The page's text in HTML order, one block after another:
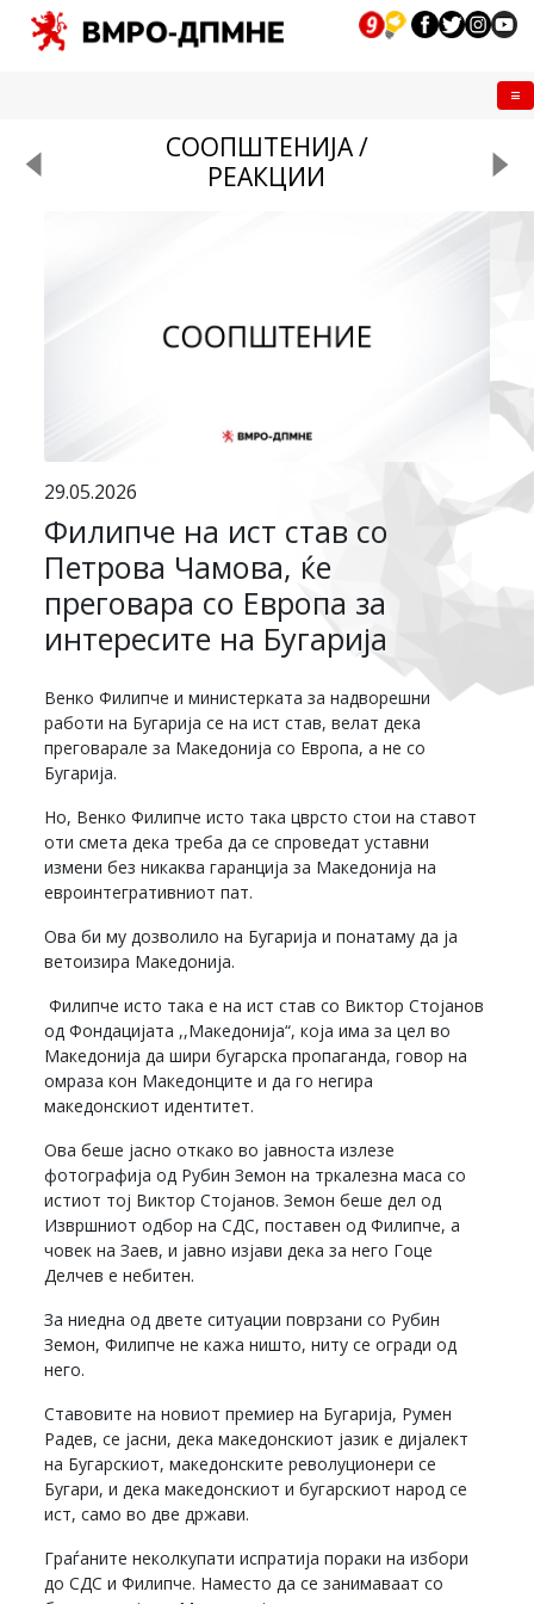
СООПШТЕНИЈА /
РЕАКЦИИ
29.05.2026
Филипче на ист став со
Петрова Чамова, ќе
преговара со Европа за
интересите на Бугарија
Венко Филипче и министерката за надворешни
работи на Бугарија се на ист став, велат дека
преговарале за Македонија со Европа, а не со
Бугарија.
Но, Венко Филипче исто така цврсто стои на ставот
оти смета дека треба да се спроведат уставни
измени без никаква гаранција за Македонија на
евроинтегративниот пат.
Ова би му дозволило на Бугарија и понатаму да ја
ветоизира Македонија.
Филипче исто така е на ист став со Виктор Стојанов
од Фондацијата ,,Македонија“, која има за цел во
Македонија да шири бугарска пропаганда, говор на
омраза кон Македонците и да го негира
македонскиот идентитет.
Ова беше јасно откако во јавноста излезе
фотографија од Рубин Земон на тркалезна маса со
истиот тој Виктор Стојанов. Земон беше дел од
Извршниот одбор на СДС, поставен од Филипче, а
човек на Заев, и јавно изјави дека за него Гоце
Делчев е небитен.
За ниедна од двете ситуации поврзани со Рубин
Земон, Филипче не кажа ништо, ниту се огради од
него.
Ставовите на новиот премиер на Бугарија, Румен
Радев, се јасни, дека македонскиот јазик е дијалект
на Бугарскиот, македонските револуционери се
Бугари, и дека македонскиот и бугарскиот народ се
ист, само во две држави.
Граѓаните неколкупати испратија пораки на избори
до СДС и Филипче. Наместо да се занимаваат со